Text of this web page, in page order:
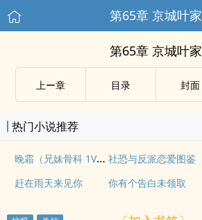
第65章 京城叶家
第65章 京城叶家
上ー章 目录 封面
热门小说推荐
晚霜（兄妹骨科 1V1） 社恐与反派恋爱图鉴
赶在雨天来见你
你有个告白未领取